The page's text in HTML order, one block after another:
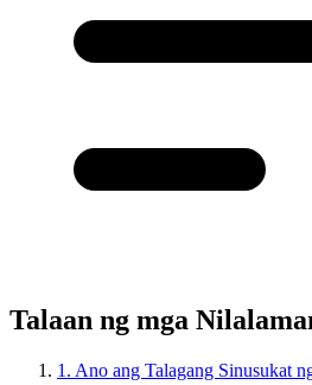
Talaan ng mga
1. Ano ang Talagang Sinusukat